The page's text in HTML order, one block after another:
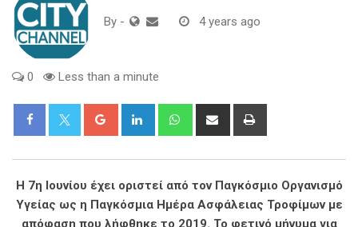
By - 4 years ago
0 Less than a minute
Google+ LinkedIn WhatsappShare
Η 7η Ιουνίου έχει οριστεί από τον Παγκόσμιο Οργανισμό
Υγείας ως η Παγκόσμια Ημέρα Ασφάλειας Τροφίμων με
απόφαση που λήφθηκε το 2019. Το φετινό μήνυμα για